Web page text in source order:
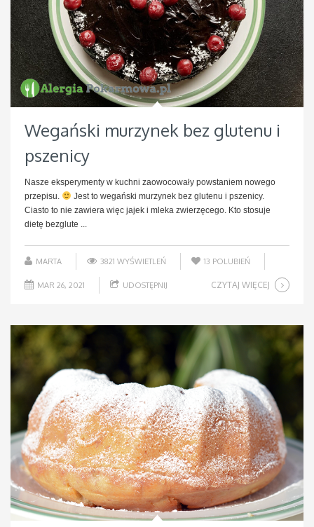
Wegański murzynek bez glutenu i
pszenicy
Nasze eksperymenty w kuchni zaowocowały powstaniem nowego
przepisu.
Jest to wegański murzynek bez glutenu i pszenicy.
Ciasto to nie zawiera więc jajek i mleka zwierzęcego. Kto stosuje
dietę bezglute ...
MARTA 3821 WYŚWIETLEŃ 13 POLUBIEŃ
MAR 26, 2021 UDOSTĘPNIJ CZYTAJ WIĘCEJ